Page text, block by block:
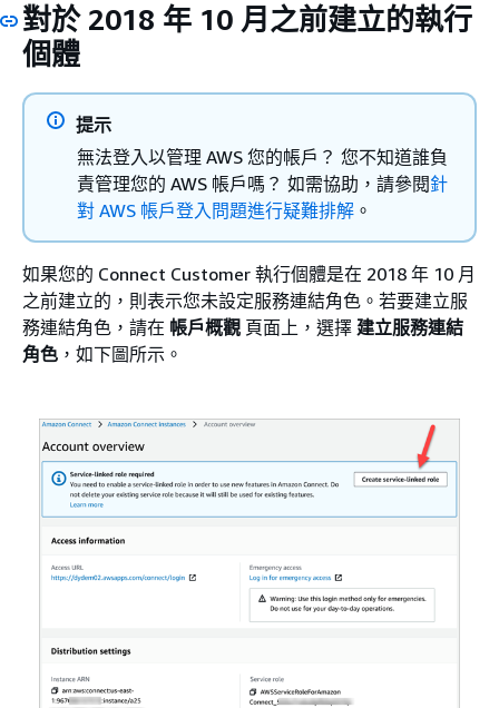
對於 2018 年 10 月之前建立的執行
個體
提示
無法登入以管理 AWS 您的帳戶？ 您不知道誰負
責管理您的 AWS 帳戶嗎？ 如需協助，請參閱針
對 AWS 帳戶登入問題進行疑難排解 。
如果您的 Connect Customer 執行個體是在 2018 年 10 月
之前建立的，則表示您未設定服務連結角色。若要建立服
務連結角色，請在 帳戶概觀 頁面上，選擇 建立服務連結
角色 ，如下圖所示。